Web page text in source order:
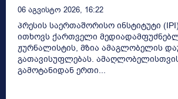
06 Აგვისტო 2026, 16:22
პრესის საერთაშორისო ინსტიტუტი
ითხოვს ქართველი
ჟურნალისტის, მზია ამაგლობელის
გათავისუფლებას. ამაღლობელისთვის
გამოტანიდან ერთი...